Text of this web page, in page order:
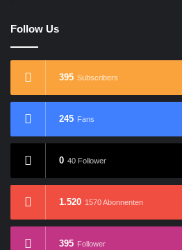
Follow Us
395 Subscribers
245 Fans
0 40 Follower
1.520 1570 Abonnenten
395 Follower